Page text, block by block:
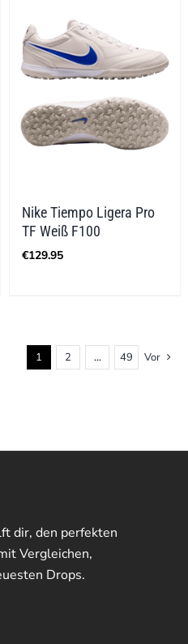
Nike Tiempo Ligera Pro
TF Weiß F100
€129.95
1 2 … 49 Vor
dir, den perfekten
Vergleichen,
Drops.